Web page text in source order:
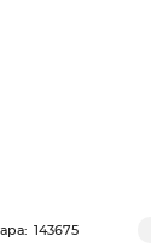
143675